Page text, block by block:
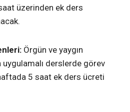
üzerinden ek ders
Örgün ve yaygın
derslerde görev
5 saat ek ders ücreti